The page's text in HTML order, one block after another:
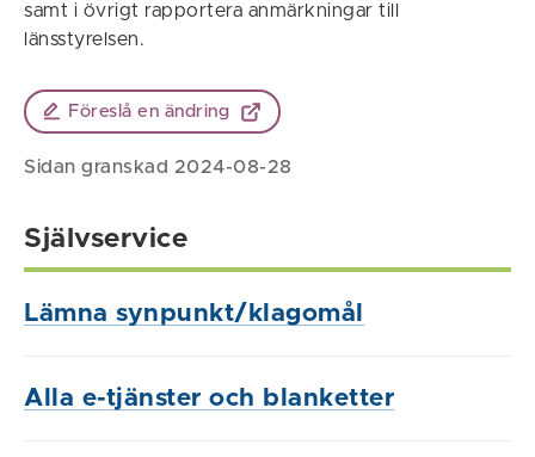
samt i övrigt rapportera anmärkningar till
länsstyrelsen.
Föreslå en ändring
Sidan granskad 2024-08-28
Självservice
Lämna synpunkt/klagomål
Alla e-tjänster och blanketter